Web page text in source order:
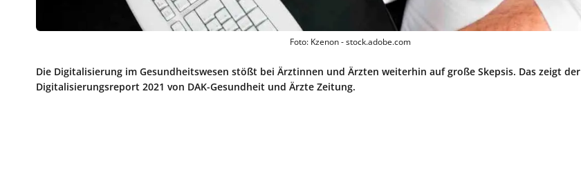
Foto: Kzenon - stock.adobe.com
Die Digitalisierung im Gesundheitswesen stößt bei Ärztinnen und Ärzten weiterhin auf große Skepsis. Das zeigt der
Digitalisierungsreport 2021 von DAK-Gesundheit und Ärzte Zeitung.